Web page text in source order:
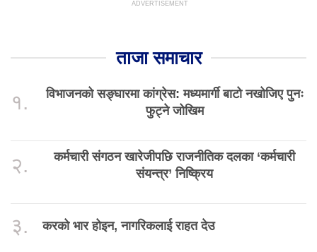
ताजा समाचार
१.
विभाजनको सङ्घारमा कांग्रेस: मध्यमार्गी बाटो नखोजिए पुनः
फुट्ने जोखिम
२.
कर्मचारी संगठन खारेजीपछि राजनीतिक दलका ‘कर्मचारी
संयन्त्र’ निष्क्रिय
३. करको भार होइन, नागरिकलाई राहत देउ